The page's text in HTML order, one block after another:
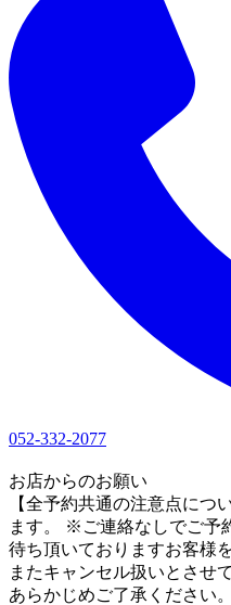
052-332-2077
お店からのお願い
【全予約共通の注意点に
ます。 ※ご連絡なしでご予
待ち頂いておりますお客様
またキャンセル扱いとさせ
あらかじめご了承ください